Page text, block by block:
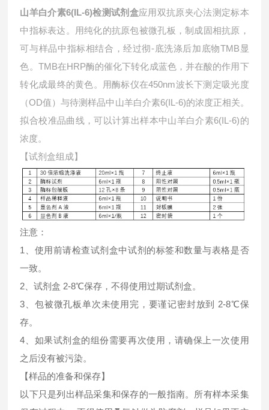
山羊白介素6(IL-6)检测试剂盒应用双抗原夹心法测定标本
中指标表达。用纯化的抗原包被微孔板，制成固相抗原，
可与样品中指标相结合，经过彻-底洗涤后加底物TMB显
色。TMB在HRP酶的催化下转化成蓝色，并在酸的作用下
转化成最终的黄色。用酶标仪在450nm波长下测定吸光度
（OD值）与待测样品中 山羊白介素6(IL-6)的浓度正相关。
拟合校准品曲线，可以计算出样本中山羊白介素6(IL-6)的
浓度。
【试剂盒组成】
注意：
1、使用前请检查试剂盒中试剂的标签和数量与表格是否
一致。
2、试剂盒 2-8℃保存，不得使用过期试剂盒。
3、包被微孔板单次未使用完，要谨记密封放到 2-8℃保
存。
4、如果试剂盒的组份需要再次使用，请确保上一次使用
之后没有被污染。
【样品的准备和保存】
以下只是列出样品采集和保存的一般指南。所有样本采集